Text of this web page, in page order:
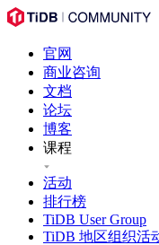
官网
商业咨询
文档
论坛
博客
课程
活动
排行榜
TiDB User Group
TiDB 地区组织活